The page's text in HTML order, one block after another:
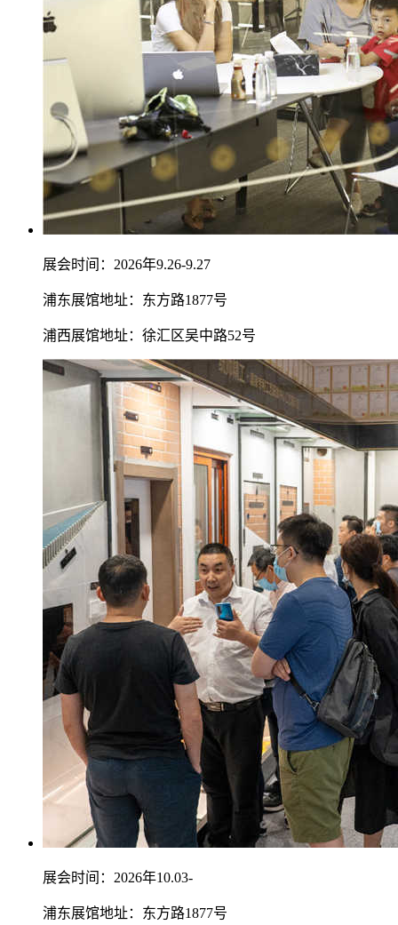
展会时间：2026年9.26-9.27
浦东展馆地址：东方路1877号
浦西展馆地址：徐汇区吴中路52号
展会时间：2026年10.03-
浦东展馆地址：东方路1877号